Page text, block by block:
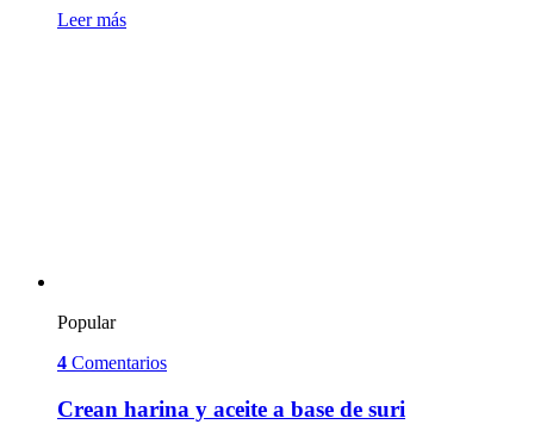
Leer más
Popular
4 Comentarios
Crean harina y aceite a base de suri